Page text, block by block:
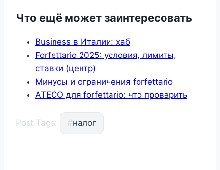
Что ещё может заинтересовать
Business в Италии: хаб
Forfettario 2025: условия, лимиты,
ставки (центр)
Минусы и ограничения forfettario
ATECO для forfettario: что проверить
Post Tags: #налог